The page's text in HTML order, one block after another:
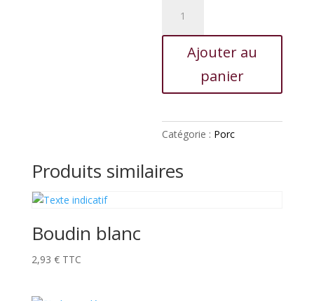
Palette
Ajouter au
panier
Catégorie : Porc
Produits similaires
Boudin blanc
2,93 € TTC